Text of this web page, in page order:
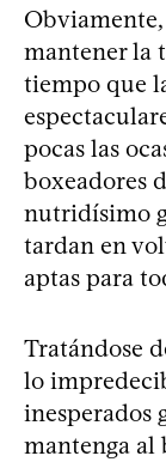
mantener la
tiempo que
pocas las
boxeadores
nutridísimo
tardan en
aptas para
Tratándose
lo
inesperados
mantenga al